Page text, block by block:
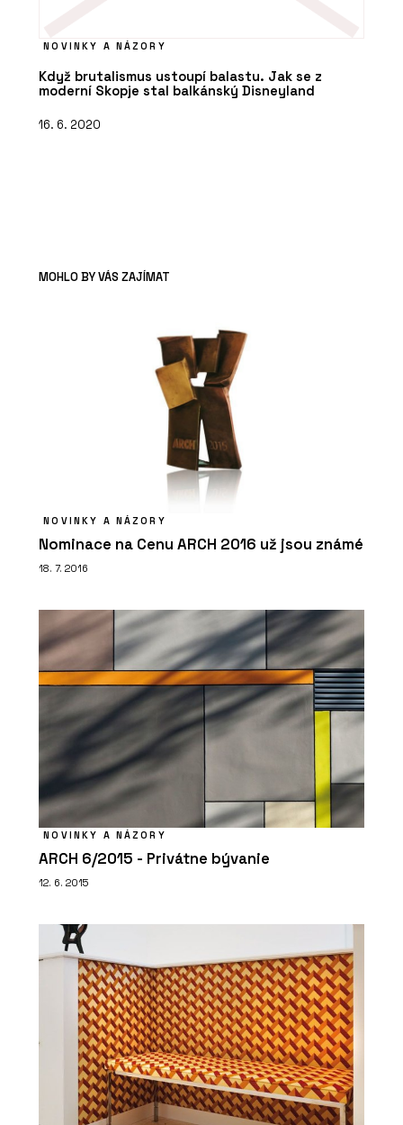
NOVINKY A NÁZORY
Když brutalismus ustoupí balastu. Jak se z
moderní Skopje stal balkánský Disneyland
16. 6. 2020
MOHLO BY VÁS ZAJÍMAT
NOVINKY A NÁZORY
Nominace na Cenu ARCH 2016 už jsou známé
18. 7. 2016
NOVINKY A NÁZORY
ARCH 6/2015 - Privátne bývanie
12. 6. 2015